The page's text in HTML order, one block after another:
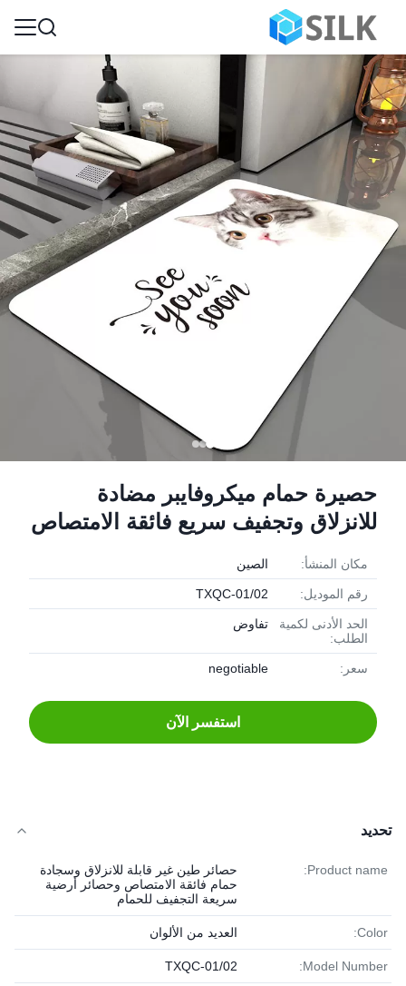
حصيرة حمام ميكروفايبر مضادة
للانزلاق وتجفيف سريع فائقة الامتصاص
مكان المنشأ: الصين
رقم الموديل: TXQC-01/02
الحد الأدنى لكمية
الطلب:
تفاوض
سعر: negotiable
استفسر الآن
تحديد
Product name:
حصائر طين غير قابلة للانزلاق وسجادة
حمام فائقة الامتصاص وحصائر أرضية
سريعة التجفيف للحمام
Color: العديد من الألوان
Model Number:
TXQC-01/02